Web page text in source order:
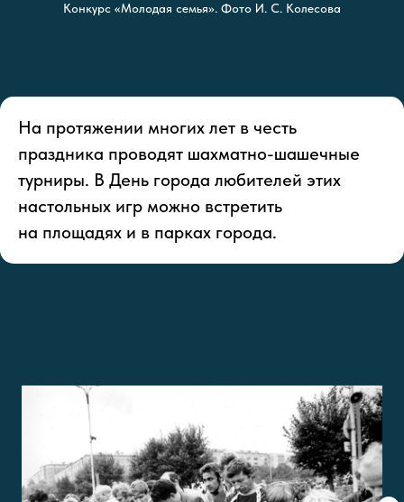
Конкурс «Молодая семья». Фото И. С. Колесова
На протяжении многих лет в честь
праздника проводят шахматно-шашечные
турниры. В День города любителей этих
настольных игр можно встретить
на площадях и в парках города.